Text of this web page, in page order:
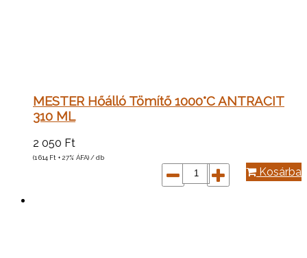
MESTER Hőálló Tömítő 1000°C ANTRACIT
310 ML
2 050 Ft
(1 614 Ft + 27% ÁFA) / db
Kosárba